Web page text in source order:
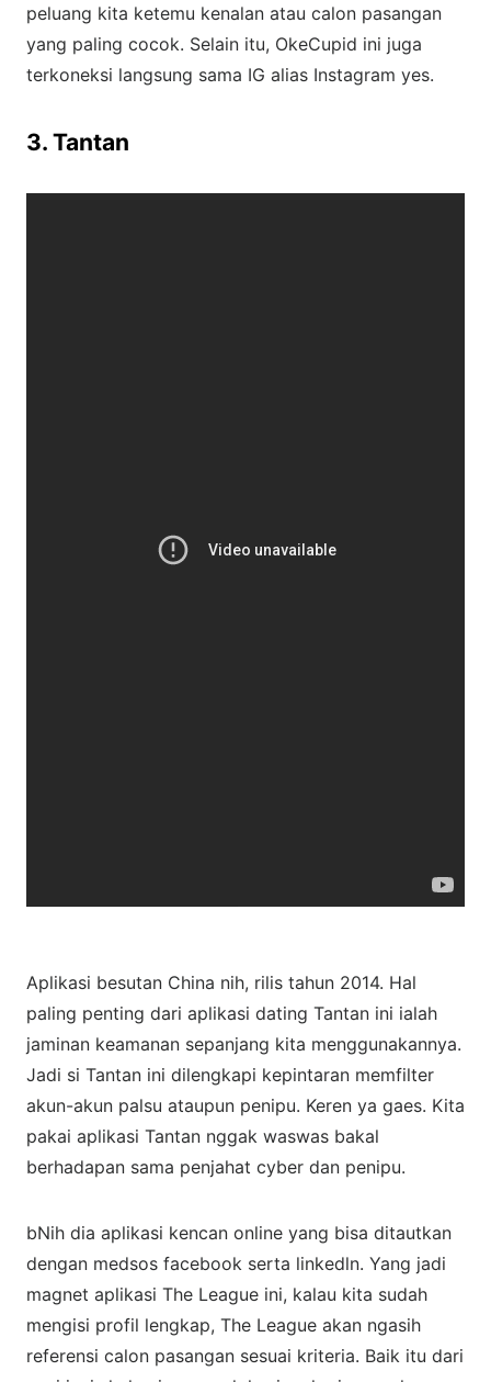
peluang kita ketemu kenalan atau calon pasangan
yang paling cocok. Selain itu, OkeCupid ini juga
terkoneksi langsung sama IG alias Instagram yes.
3. Tantan
Aplikasi besutan China nih, rilis tahun 2014. Hal
paling penting dari aplikasi dating Tantan ini ialah
jaminan keamanan sepanjang kita menggunakannya.
Jadi si Tantan ini dilengkapi kepintaran memfilter
akun-akun palsu ataupun penipu. Keren ya gaes. Kita
pakai aplikasi Tantan nggak waswas bakal
berhadapan sama penjahat cyber dan penipu.
bNih dia aplikasi kencan online yang bisa ditautkan
dengan medsos facebook serta linkedln. Yang jadi
magnet aplikasi The League ini, kalau kita sudah
mengisi profil lengkap, The League akan ngasih
referensi calon pasangan sesuai kriteria. Baik itu dari